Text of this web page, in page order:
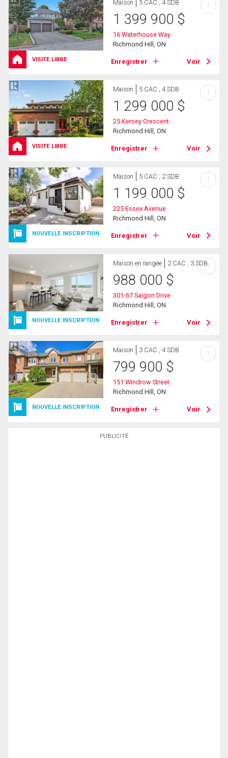
PUBLICITÉ
VISITE LIBRE
Maison 5 CAC , 4 SDB
1 399 900 $
16 Waterhouse Way
Richmond Hill, ON
Enregistrer Voir
?
VISITE LIBRE
Maison 5 CAC , 4 SDB
1 299 000 $
25 Kersey Crescent
Richmond Hill, ON
Enregistrer Voir
?
NOUVELLE INSCRIPTION
Maison 5 CAC , 2 SDB
1 199 000 $
225 Essex Avenue
Richmond Hill, ON
Enregistrer Voir
?
NOUVELLE INSCRIPTION
Maison en rangée 2 CAC , 3 SDB
988 000 $
301-67 Saigon Drive
Richmond Hill, ON
Enregistrer Voir
?
NOUVELLE INSCRIPTION
Maison 3 CAC , 4 SDB
799 900 $
151 Windrow Street
Richmond Hill, ON
Enregistrer Voir
?